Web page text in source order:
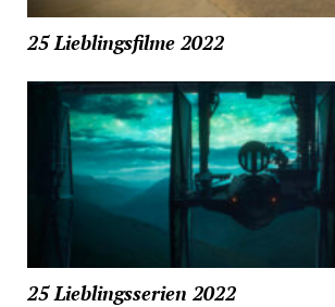
25 Lieblingsfilme 2022
25 Lieblingsserien 2022